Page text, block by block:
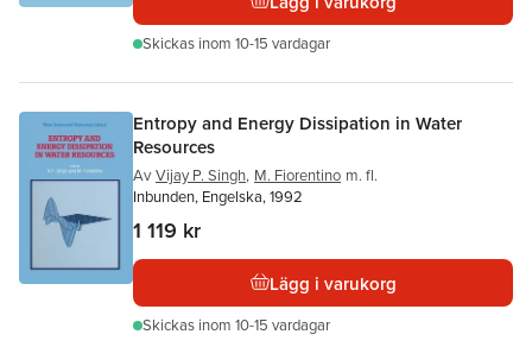
Skickas inom 10-15 vardagar
Entropy and Energy Dissipation in Water
Resources
Av Vijay P. Singh, M. Fiorentino m. fl.
Inbunden, Engelska, 1992
1 119 kr
Lägg i varukorg
Skickas inom 10-15 vardagar